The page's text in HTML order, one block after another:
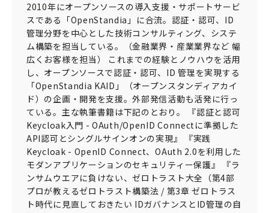
2010年にオープンソースの導入支援・サポートサービ
スである「OpenStandia」に合流。認証・認可、ID
管理分野を中心とした技術コンサルティング、システ
ム構築を担当している。（金融業界・産業業界など 幅
広くお客様を担当） これまでの経験とノウハウを活用
し、オープンソースで認証・認可、ID 管理を実現する
「OpenStandia KAID」（オープンスタンディアカイ
ド）の企画・開発を支援。外部発信活動も活発に行っ
ている。主な執筆書籍は下記のとおり。 『認証と認可
Keycloak入門 - OAuth/OpenID Connectに準拠した
API認可とシングルサインオンの実現』 『実践
Keycloak - OpenID Connect、OAuth 2.0を利用した
モダンアプリケーションのセキュリティー保護』 『ラ
ンサムウエアに負けない、ゼロトラスト大全（第4部
プロが教えるゼロトラスト構築法 / 第3章 ゼロトラス
ト時代に見直しておきたい IDガバナンスとID管理の自